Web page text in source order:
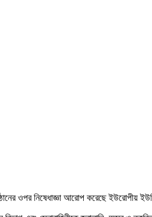
ওপর নিষেধাজ্ঞা আরোপ করেছে ইউরোপীয়